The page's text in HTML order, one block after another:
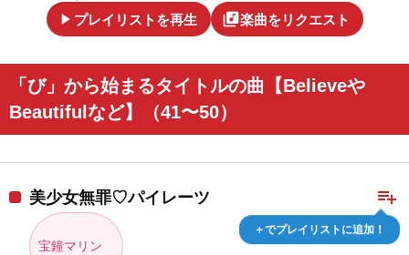
play_arrow プレイリストを再生 library_music楽曲をリクエスト
「び」から始まるタイトルの曲【Believeや
Beautifulなど】（41〜50）
playlist_add
＋でプレイリストに追加！
美少女無罪♡パイレーツ
宝鐘マリン